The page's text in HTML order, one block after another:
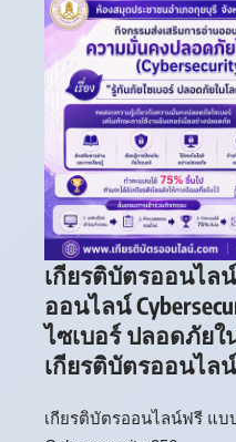
เกียรติบัตรออนไ
ออนไลน์
ไซเบอร์ ปลอดภัยใ
เกียรติบัตรออนไล
เกียรติบัตรออนไลน์ฟรี แ